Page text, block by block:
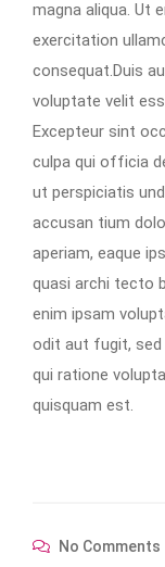
magna aliqua. Ut
exercitation
consequat.Duis
voluptate velit
Excepteur sint
culpa qui officia
ut perspiciatis
accusan tium
aperiam, eaque
quasi archi tecto
enim ipsam
odit aut fugit, sed
qui ratione
quisquam est.
No Comments